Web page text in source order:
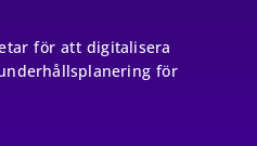
för att digitalisera
för